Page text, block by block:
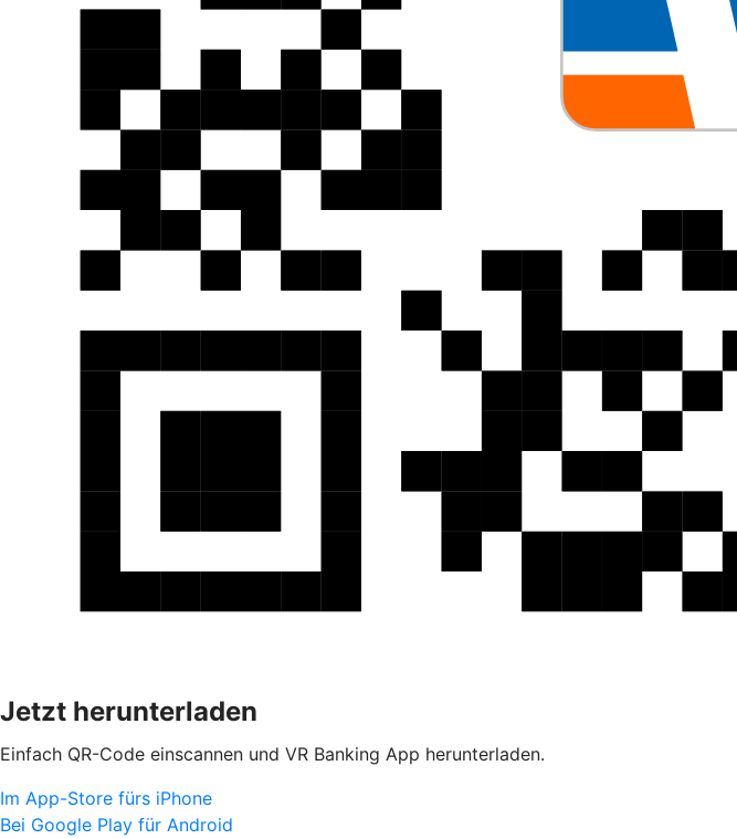
Jetzt herunterladen
Einfach QR-Code einscannen und VR Banking App herunterladen.
Im App-Store fürs iPhone
Bei Google Play für Android